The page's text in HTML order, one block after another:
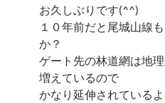
お久しぶりです(^^)
１０年前だと尾城山線
か？
ゲート先の林道網は地
増えているので
かなり延伸されている